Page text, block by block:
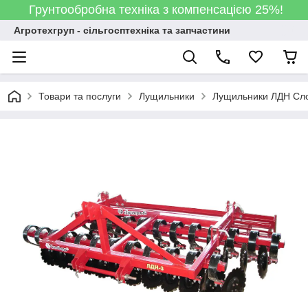
Грунтообробна техніка з компенсацією 25%!
Агротехгруп - сільгосптехніка та запчастини
Товари та послуги Лущильники Лущильники ЛДН